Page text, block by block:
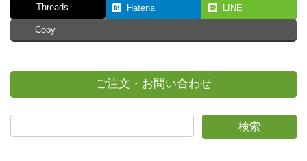
Threads Hatena LINE
Copy
ご注文・お問い合わせ